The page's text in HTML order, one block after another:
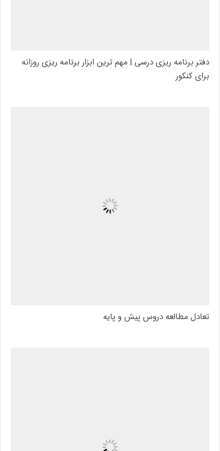
دفتر برنامه ریزی درسی | مهم ترین ابزار برنامه ریزی روزانه
برای کنکور
تعادل مطالعه دروس پیش و پایه